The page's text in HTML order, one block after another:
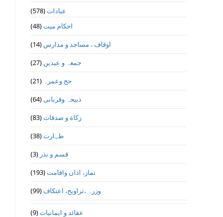
عبادات(578)
احکام میت(48)
اوقاف ، مساجد و مدارس (14)
جمعہ و عیدین (27)
حج وعمرہ (21)
ذبیحہ وقربانی(64)
زکاة و صدقات(83)
طہارت(38)
قسم و نذر (3)
نماز، اذان واقامت(193)
وزرہ ،تراويح، اعتكاف(99)
عقائد و ایمانیات(9)